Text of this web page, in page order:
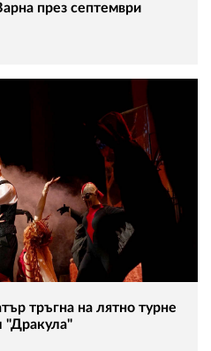
през септември
тръгна на лятно турне
"Дракула"